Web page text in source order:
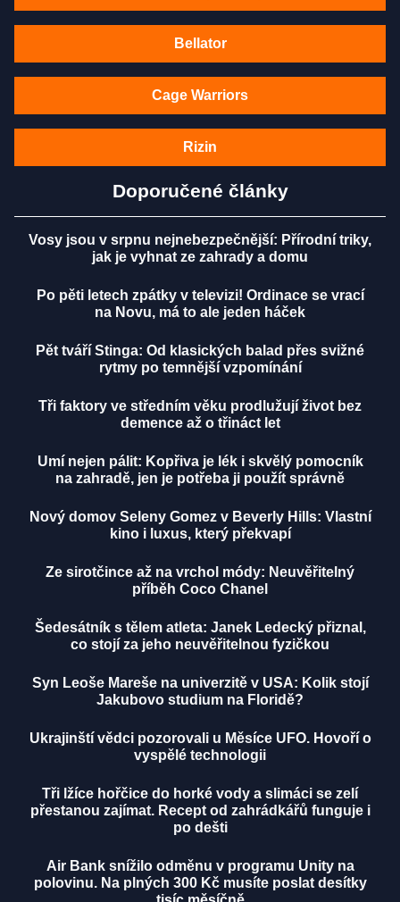
Bellator
Cage Warriors
Rizin
Doporučené články
Vosy jsou v srpnu nejnebezpečnější: Přírodní triky,
jak je vyhnat ze zahrady a domu
Po pěti letech zpátky v televizi! Ordinace se vrací
na Novu, má to ale jeden háček
Pět tváří Stinga: Od klasických balad přes svižné
rytmy po temnější vzpomínání
Tři faktory ve středním věku prodlužují život bez
demence až o třináct let
Umí nejen pálit: Kopřiva je lék i skvělý pomocník
na zahradě, jen je potřeba ji použít správně
Nový domov Seleny Gomez v Beverly Hills: Vlastní
kino i luxus, který překvapí
Ze sirotčince až na vrchol módy: Neuvěřitelný
příběh Coco Chanel
Šedesátník s tělem atleta: Janek Ledecký přiznal,
co stojí za jeho neuvěřitelnou fyzičkou
Syn Leoše Mareše na univerzitě v USA: Kolik stojí
Jakubovo studium na Floridě?
Ukrajinští vědci pozorovali u Měsíce UFO. Hovoří o
vyspělé technologii
Tři lžíce hořčice do horké vody a slimáci se zelí
přestanou zajímat. Recept od zahrádkářů funguje i
po dešti
Air Bank snížilo odměnu v programu Unity na
polovinu. Na plných 300 Kč musíte poslat desítky